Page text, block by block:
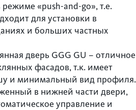
«push-and-go», т.е.
для установки в
и больших частных
дверь GGG GU – отличное
фасадов, т.к. имеет
и минимальный вид профиля.
в нижней части двери,
управление и